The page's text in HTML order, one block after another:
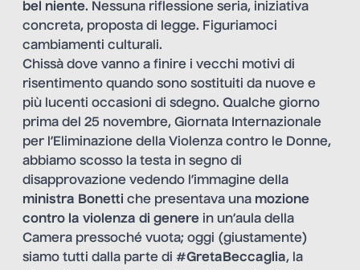
bel niente. Nessuna riflessione seria, iniziativa
concreta, proposta di legge. Figuriamoci
cambiamenti culturali.
Chissà dove vanno a finire i vecchi motivi di
risentimento quando sono sostituiti da nuove e
più lucenti occasioni di sdegno. Qualche giorno
prima del 25 novembre, Giornata Internazionale
per l’Eliminazione della Violenza contro le Donne,
abbiamo scosso la testa in segno di
disapprovazione vedendo l’immagine della
ministra Bonetti che presentava una mozione
contro la violenza di genere in un’aula della
Camera pressoché vuota; oggi (giustamente)
siamo tutti dalla parte di #GretaBeccaglia, la